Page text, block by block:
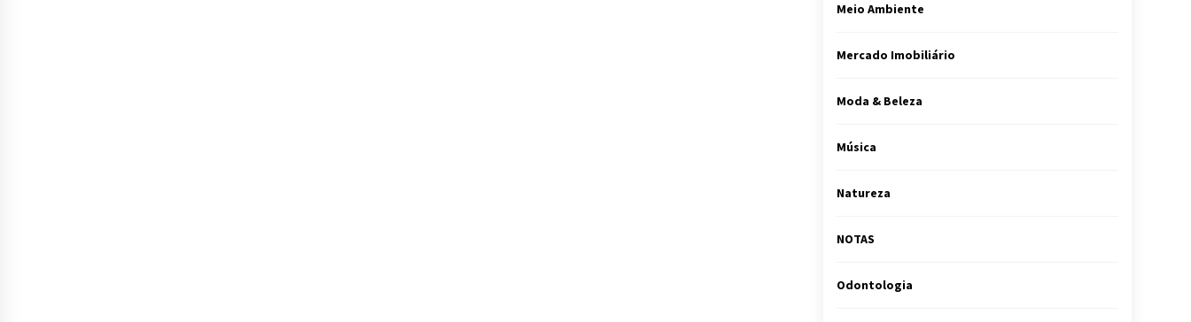
Meio Ambiente
Mercado Imobiliário
Moda & Beleza
Música
Natureza
NOTAS
Odontologia